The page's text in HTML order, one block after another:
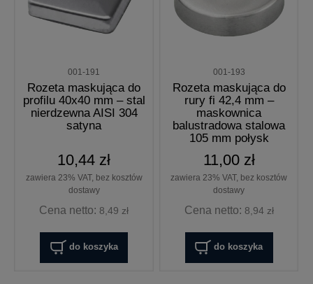
001-191
Rozeta maskująca do
profilu 40x40 mm – stal
nierdzewna AISI 304
satyna
10,44 zł
zawiera 23% VAT, bez kosztów
dostawy
Cena netto: 8,49 zł
do koszyka
001-193
Rozeta maskująca do
rury fi 42,4 mm –
maskownica
balustradowa stalowa
105 mm połysk
11,00 zł
zawiera 23% VAT, bez kosztów
dostawy
Cena netto: 8,94 zł
do koszyka